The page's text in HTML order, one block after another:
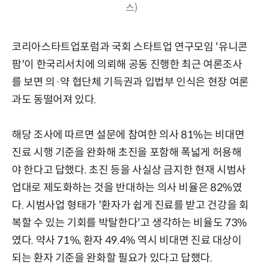
스)
코리아스타트업포럼과 국회 스타트업 연구모임 '유니콘
팜'이 한국리서치에 의뢰해 공동 진행한 최근 여론조사
를 보면 의·약 협단체 기득권과 입법부 인식은 현장 여론
과도 동떨어져 있다.
해당 조사에 따르면 설문에 참여한 의사 81%는 비대면
진료 시행 기준을 완화해 초진을 포함해 폭넓게 허용해
야 한다고 답했다. 초진 등을 사실상 금지한 현재 시범사
업대로 제도화하는 것을 반대하는 의사 비율은 82%였
다. 시범사업 형태가 '환자가 쉽게 진료를 받고 건강을 회
복할 수 있는 기회를 박탈한다'고 생각하는 비율도 73%
였다. 약사 71%, 환자 49.4% 역시 비대면 진료 대상이
되는 환자 기준을 완화할 필요가 있다고 답했다.